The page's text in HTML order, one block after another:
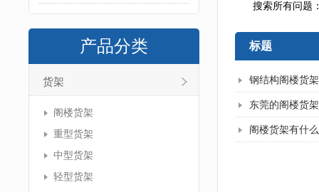
产品分类
货架
阁楼货架
重型货架
中型货架
轻型货架
搜索所有问题
标题
钢结构阁楼货
东莞的阁楼货
阁楼货架有什